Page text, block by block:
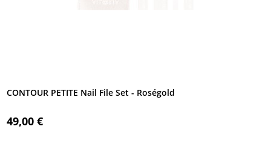
CONTOUR PETITE Nail File Set - Roségold
49,00 €